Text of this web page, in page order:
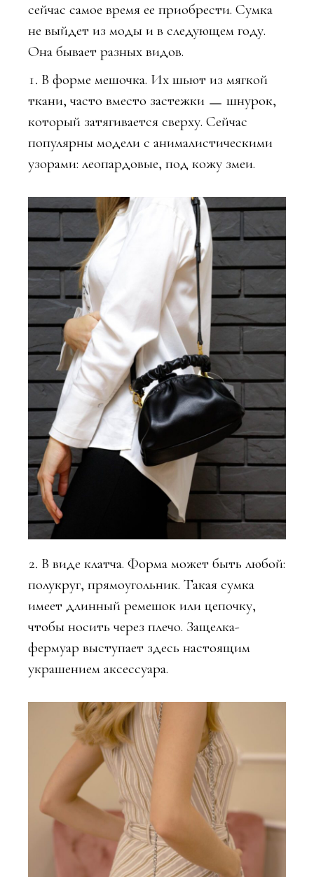
сейчас самое время ее приобрести. Сумка
не выйдет из моды и в следующем году.
Она бывает разных видов.
В форме мешочка. Их шьют из мягкой
ткани, часто вместо застежки ㅡ шнурок,
который затягивается сверху. Сейчас
популярны модели с анималистическими
узорами: леопардовые, под кожу змеи.
В виде клатча. Форма может быть любой:
полукруг, прямоугольник. Такая сумка
имеет длинный ремешок или цепочку,
чтобы носить через плечо. Защелка-
фермуар выступает здесь настоящим
украшением аксессуара.